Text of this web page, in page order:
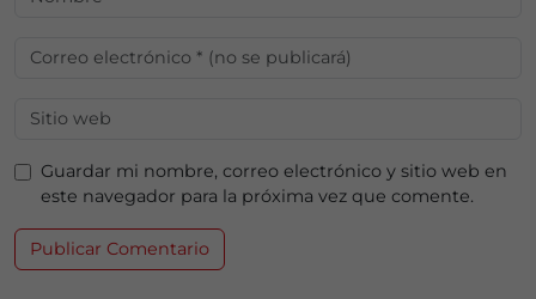
Guardar mi nombre, correo electrónico y sitio web en
este navegador para la próxima vez que comente.